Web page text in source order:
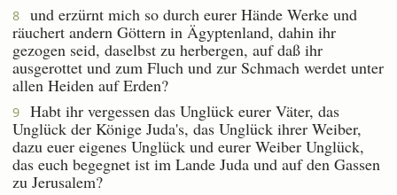
8
und erzürnt mich so durch eurer Hände Werke und
räuchert andern Göttern in Ägyptenland, dahin ihr
gezogen seid, daselbst zu herbergen, auf daß ihr
ausgerottet und zum Fluch und zur Schmach werdet unter
allen Heiden auf Erden?
9
Habt ihr vergessen das Unglück eurer Väter, das
Unglück der Könige Juda's, das Unglück ihrer Weiber,
dazu euer eigenes Unglück und eurer Weiber Unglück,
das euch begegnet ist im Lande Juda und auf den Gassen
zu Jerusalem?